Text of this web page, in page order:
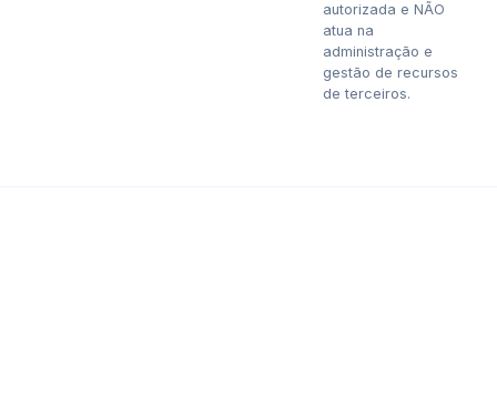
autorizada e NÃO
atua na
administração e
gestão de recursos
de terceiros.